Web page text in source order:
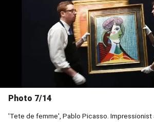
Photo 7/14
'Tete de femme', Pablo Picasso. Impressionist